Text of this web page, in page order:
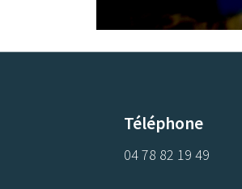
Téléphone
04 78 82 19 49